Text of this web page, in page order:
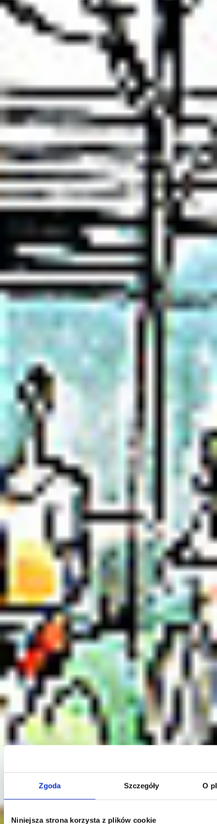
Zgoda Szczegóły O
Niniejsza strona korzysta z plików cookie
Kariera
Regulamin płatności online
Ochrona sygnalistów
Klauzula Ochrony Danych / Data Protection